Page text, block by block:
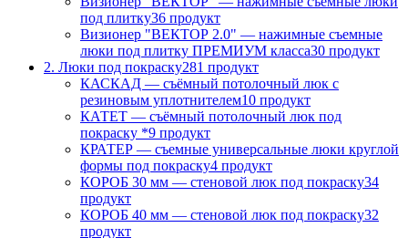
под плитку36 продукт
Визионер "ВЕКТОР 2.0" — нажимные съемные
люки под плитку ПРЕМИУМ класса30 продукт
2. Люки под покраску281 продукт
КАСКАД — съёмный потолочный люк с
резиновым уплотнителем10 продукт
КАТЕТ — съёмный потолочный люк под
покраску *9 продукт
КРАТЕР — съемные универсальные люки круглой
формы под покраску4 продукт
КОРОБ 30 мм — стеновой люк под покраску34
продукт
КОРОБ 40 мм — стеновой люк под покраску32
продукт